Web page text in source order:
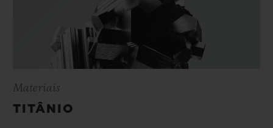
Materiais
TITÂNIO